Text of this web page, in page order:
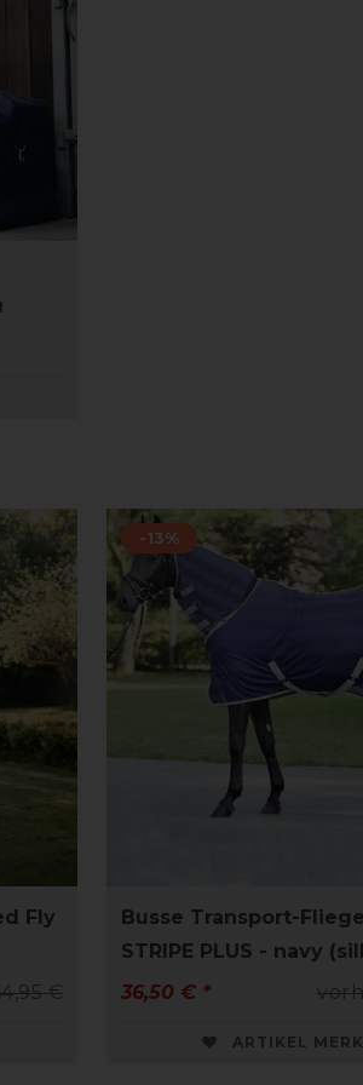
Fly
€
-13%
Busse Transport-
STRIPE PLUS - navy
36,50 € *
ARTIKEL